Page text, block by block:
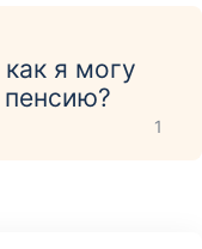
я могу
пенсию?
1